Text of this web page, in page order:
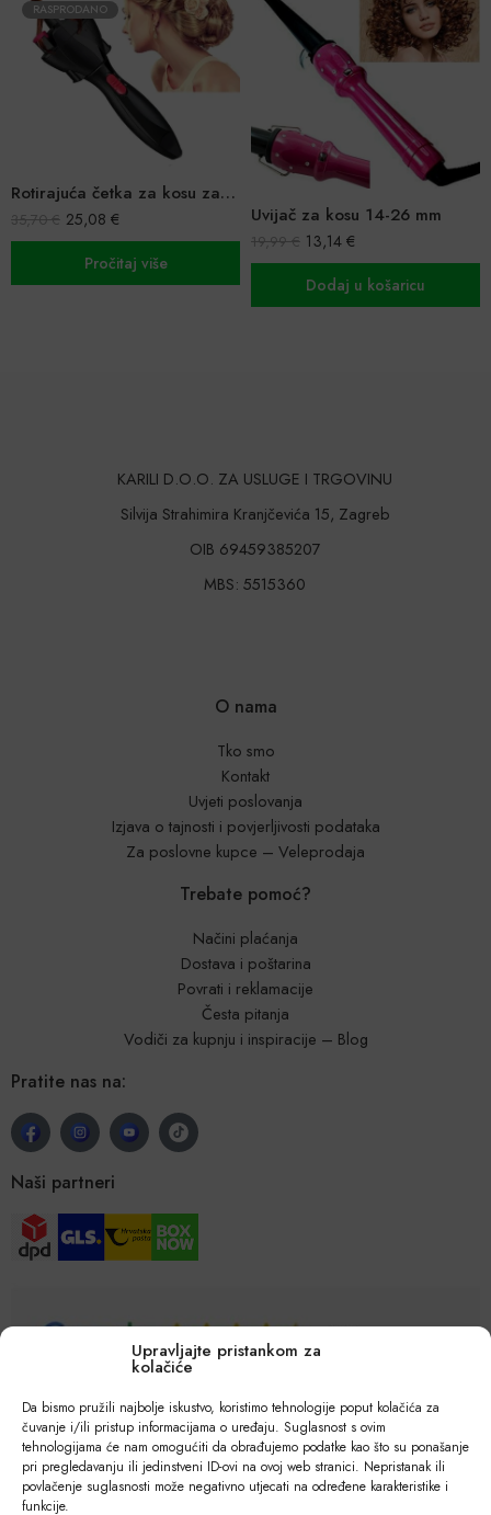
Upravljajte pristankom za
kolačiće
Da bismo pružili najbolje iskustvo, koristimo tehnologije poput kolačića za
čuvanje i/ili pristup informacijama o uređaju. Suglasnost s ovim
tehnologijama će nam omogućiti da obrađujemo podatke kao što su ponašanje
pri pregledavanju ili jedinstveni ID-ovi na ovoj web stranici. Nepristanak ili
povlačenje suglasnosti može negativno utjecati na određene karakteristike i
funkcije.
RASPRODANO
Rotirajuća četka za kosu za pletenice
35,70€ 25,08 €
Pročitaj više
Uvijač za kosu 14-26 mm
19,99€ 13,14€
Dodaj u košaricu
KARILI D.O.O. ZA USLUGE I TRGOVINU
Silvija Strahimira Kranjčevića 15, Zagreb
OIB 69459385207
MBS: 5515360
O nama
Tko smo
Kontakt
Uvjeti poslovanja
Izjava o tajnosti i povjerljivosti podataka
Za poslovne kupce – Veleprodaja
Trebate pomoć?
Načini plaćanja
Dostava i poštarina
Povrati i reklamacije
Česta pitanja
Vodiči za kupnju i inspiracije – Blog
Pratite nas na:
Naši partneri